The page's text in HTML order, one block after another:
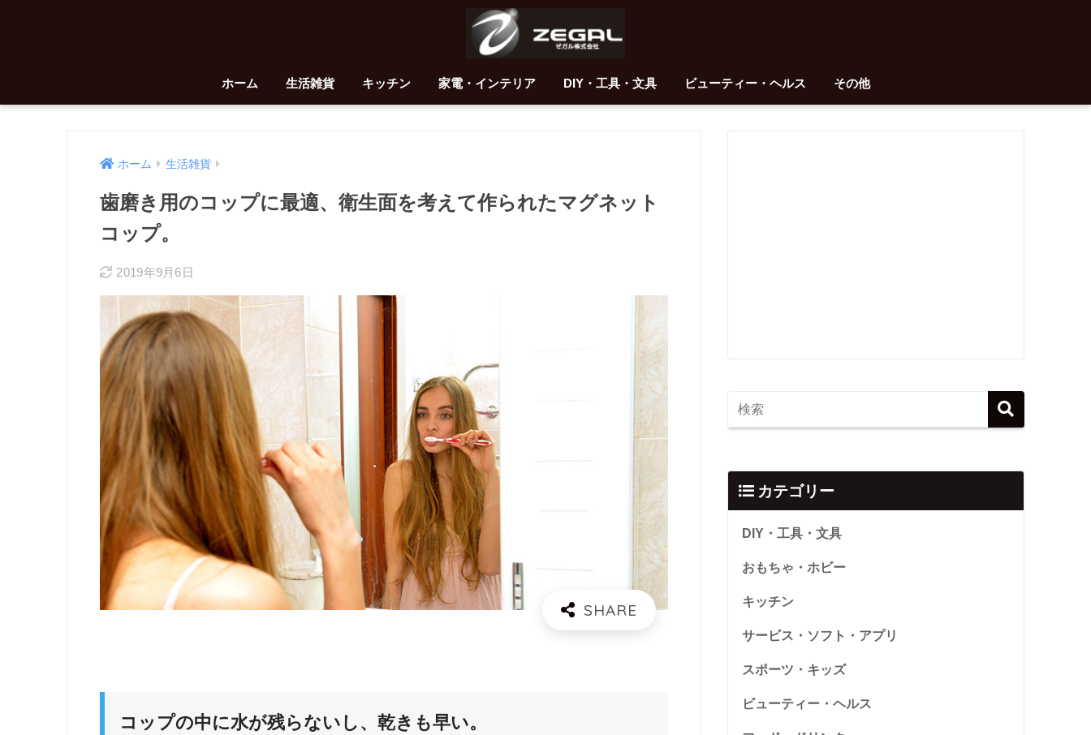
ホーム 生活雑貨 キッチン 家電・インテリア DIY・工具・文具 ビューティー・ヘルス その他
ホーム 生活雑貨
歯磨き用のコップに最適、衛生面を考えて作られたマグネット
コップ。
2019年9月6日
コップの中に水が残らないし、乾きも早い。
カテゴリー
DIY・工具・文具
おもちゃ・ホビー
キッチン
サービス・ソフト・アプリ
スポーツ・キッズ
ビューティー・ヘルス